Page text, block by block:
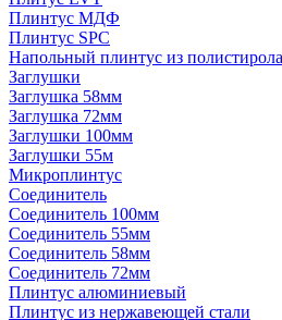
Плинтус МДФ
Плинтус SPC
Напольный плинтус из полистирола
Заглушки
Заглушка 58мм
Заглушка 72мм
Заглушки 100мм
Заглушки 55м
Микроплинтус
Соединитель
Соединитель 100мм
Соединитель 55мм
Соединитель 58мм
Соединитель 72мм
Плинтус алюминиевый
Плинтус из нержавеющей стали